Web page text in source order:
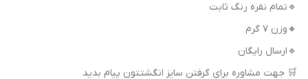
🔹تمام نقره رنگ ثابت
🔸وزن 7 گرم
🔹ارسال رایگان
🛒 جهت مشاوره برای گرفتن سایز انگشتتون پیام بدید